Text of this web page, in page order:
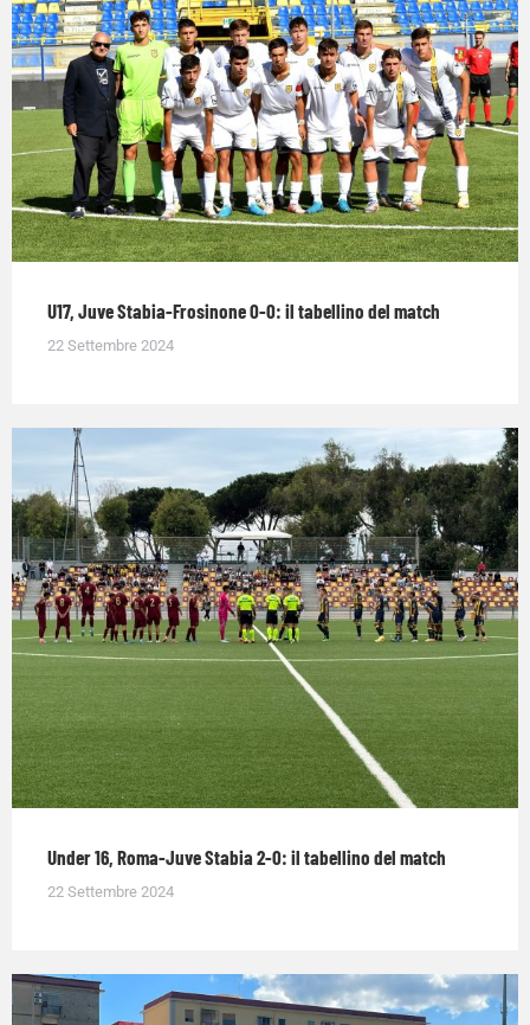
U17, Juve Stabia-Frosinone 0-0: il tabellino del match
22 Settembre 2024
Under 16, Roma-Juve Stabia 2-0: il tabellino del match
22 Settembre 2024